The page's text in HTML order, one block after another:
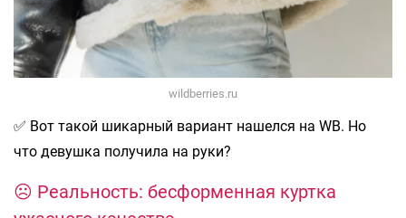
wildberries.ru
✅ Вот такой шикарный вариант нашелся на WB. Но
что девушка получила на руки?
☹️ Реальность: бесформенная куртка